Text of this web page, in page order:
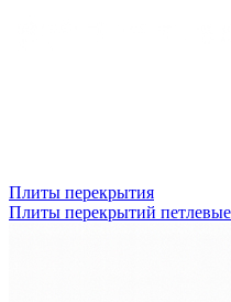
Плиты перекрытия
Плиты перекрытий